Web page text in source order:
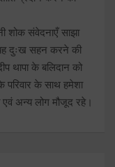
शोक संवेदनाएँ साझा
यह दुःख सहन करने की
थापा के बलिदान को
के साथ हमेशा
अन्य लोग मौजूद रहे।